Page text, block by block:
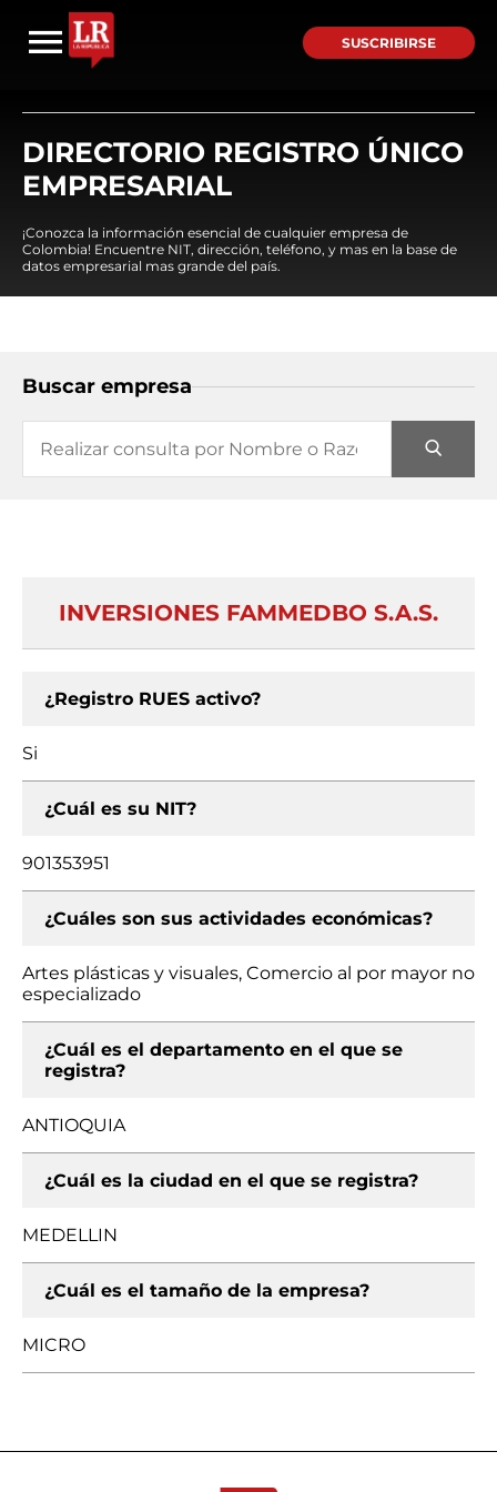
SUSCRIBIRSE
DIRECTORIO REGISTRO ÚNICO
EMPRESARIAL
¡Conozca la información esencial de cualquier empresa de
Colombia! Encuentre NIT, dirección, teléfono, y mas en la base de
datos empresarial mas grande del país.
Buscar empresa
INVERSIONES FAMMEDBO S.A.S.
¿Registro RUES activo?
Si
¿Cuál es su NIT?
901353951
¿Cuáles son sus actividades económicas?
Artes plásticas y visuales, Comercio al por mayor no
especializado
¿Cuál es el departamento en el que se
registra?
ANTIOQUIA
¿Cuál es la ciudad en el que se registra?
MEDELLIN
¿Cuál es el tamaño de la empresa?
MICRO